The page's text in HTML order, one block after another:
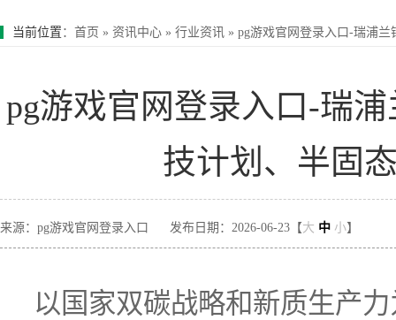
当前位置 ： 首页 » 资讯中心 » 行业资讯 » pg游戏官网登录入口-瑞浦
pg游戏官网登录入口-瑞
技计划、半固
来源：pg游戏官网登录入口 发布日期：2026-06-23【大 中 小】
以国家双碳战略和新质生产